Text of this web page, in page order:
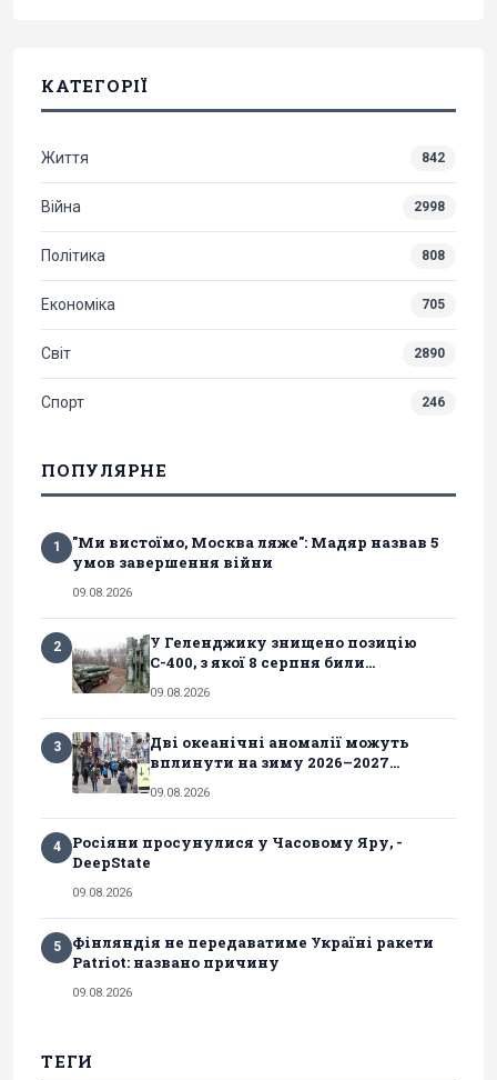
КАТЕГОРІЇ
Життя 842
Війна 2998
Політика 808
Економіка 705
Світ 2890
Спорт 246
ПОПУЛЯРНЕ
1
"Ми вистоїмо, Москва ляже": Мадяр назвав 5
умов завершення війни
09.08.2026
2
У Геленджику знищено позицію
С-400, з якої 8 серпня били...
09.08.2026
3
Дві океанічні аномалії можуть
вплинути на зиму 2026–2027...
09.08.2026
4
Росіяни просунулися у Часовому Яру, -
DeepState
09.08.2026
5
Фінляндія не передаватиме Україні ракети
Patriot: названо причину
09.08.2026
ТЕГИ